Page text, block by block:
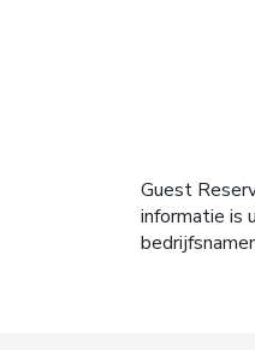
Guest
informatie is